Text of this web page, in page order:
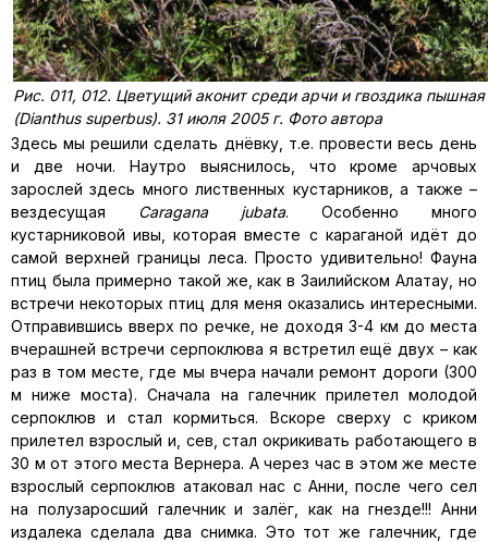
Рис. 011, 012. Цветущий аконит среди арчи и гвоздика пышная
(Dianthus superbus). 31 июля 2005 г. Фото автора
Здесь мы решили сделать днёвку, т.е. провести весь день
и две ночи. Наутро выяснилось, что кроме арчовых
зарослей здесь много лиственных кустарников, а также –
вездесущая Caragana jubata. Особенно много
кустарниковой ивы, которая вместе с караганой идёт до
самой верхней границы леса. Просто удивительно! Фауна
птиц была примерно такой же, как в Заилийском Алатау, но
встречи некоторых птиц для меня оказались интересными.
Отправившись вверх по речке, не доходя 3-4 км до места
вчерашней встречи серпоклюва я встретил ещё двух – как
раз в том месте, где мы вчера начали ремонт дороги (300
м ниже моста). Сначала на галечник прилетел молодой
серпоклюв и стал кормиться. Вскоре сверху с криком
прилетел взрослый и, сев, стал окрикивать работающего в
30 м от этого места Вернера. А через час в этом же месте
взрослый серпоклюв атаковал нас с Анни, после чего сел
на полузаросший галечник и залёг, как на гнезде!!! Анни
издалека сделала два снимка. Это тот же галечник, где